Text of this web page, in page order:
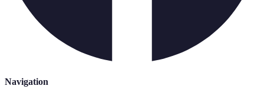
Navigation